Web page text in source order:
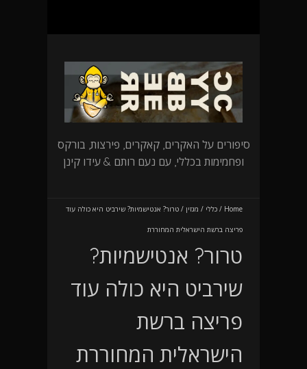
סיפורים על האקרים, קאקרים, פירצות, בורקס
ופחמימות בכללי, עם נעם רותם & עידו קינן
Home
/ כללי / מגזין / טרור? אנטישמיות? שירביט היא כולה עוד
פריצה ברשת הישראלית המחוררת
טרור? אנטישמיות?
שירביט היא כולה עוד
פריצה ברשת
הישראלית המחוררת